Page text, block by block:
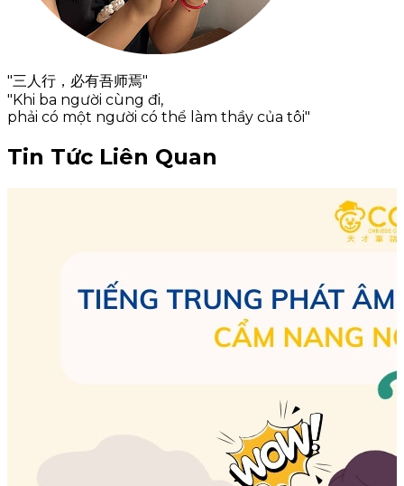
"三人行，必有吾师焉"
"Khi ba người cùng đi,
phải có một người có thể làm thầy của tôi"
Tin Tức Liên Quan